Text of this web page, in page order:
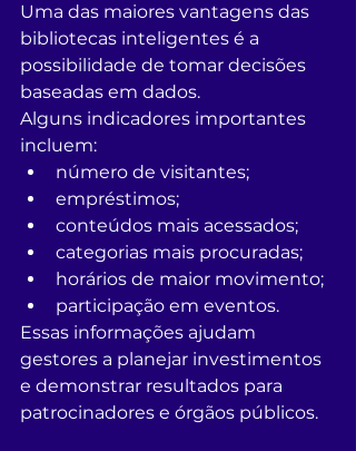
Uma das maiores vantagens das
bibliotecas inteligentes é a
possibilidade de tomar decisões
baseadas em dados.
Alguns indicadores importantes
incluem:
número de visitantes;
empréstimos;
conteúdos mais acessados;
categorias mais procuradas;
horários de maior movimento;
participação em eventos.
Essas informações ajudam
gestores a planejar investimentos
e demonstrar resultados para
patrocinadores e órgãos públicos.